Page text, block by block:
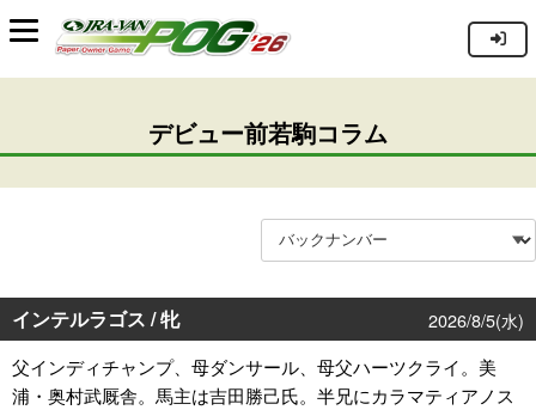
デビュー前若駒コラム
インテルラゴス / 牝
2026/8/5(水)
父インディチャンプ、母ダンサール、母父ハーツクライ。美
浦・奥村武厩舎。馬主は吉田勝己氏。半兄にカラマティアノス